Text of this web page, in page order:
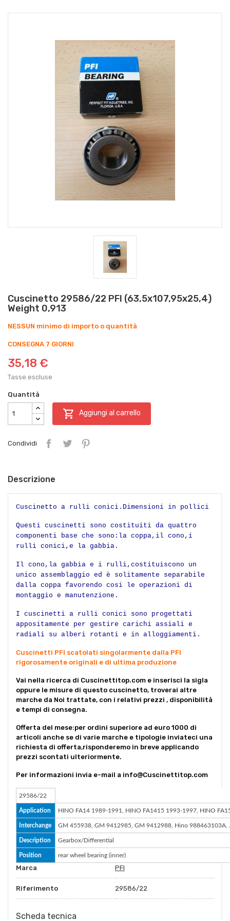
Cuscinetto 29586/22 PFI (63,5x107,95x25,4)
Weight 0,913
NESSUN minimo di importo o quantità
CONSEGNA 7 GIORNI
35,18 €
Tasse escluse
Quantità
 Aggiungi al carrello
Condividi
Descrizione
Cuscinetto a rulli conici.Dimensioni in pollici
Questi cuscinetti sono costituiti da quattro
componenti base che sono:la coppa,il cono,i
rulli conici,e la gabbia.
Il cono,la gabbia e i rulli,costituiscono un
unico assemblaggio ed è solitamente separabile
dalla coppa favorendo cosi le operazioni di
montaggio e manutenzione.
I cuscinetti a rulli conici sono progettati
appositamente per gestire carichi assiali e
radiali su alberi rotanti e in alloggiamenti.
Cuscinetti PFI scatolati singolarmente dalla PFI
rigorosamente originali e di ultima produzione
Vai nella ricerca di Cuscinettitop.com e inserisci la sigla
oppure le misure di questo cuscinetto, troverai altre
marche da Noi trattate, con i relativi prezzi , disponibilità
e tempi di consegna.
Offerta del mese:per ordini superiore ad euro 1000 di
articoli anche se di varie marche e tipologie inviateci una
richiesta di offerta,risponderemo in breve applicando
prezzi scontati ulteriormente.
Per informazioni invia e-mail a info@Cuscinettitop.com
29586/22
Application HINO FA14 1989-1991, HINO FA1415 1993-1997, HINO
Interchange GM 455938, GM 9412985, GM 9412988, Hino 988463103A,
Description Gearbox/Differential
Position rear wheel bearing (inner)
Marca PFI
Riferimento 29586/22
Scheda tecnica